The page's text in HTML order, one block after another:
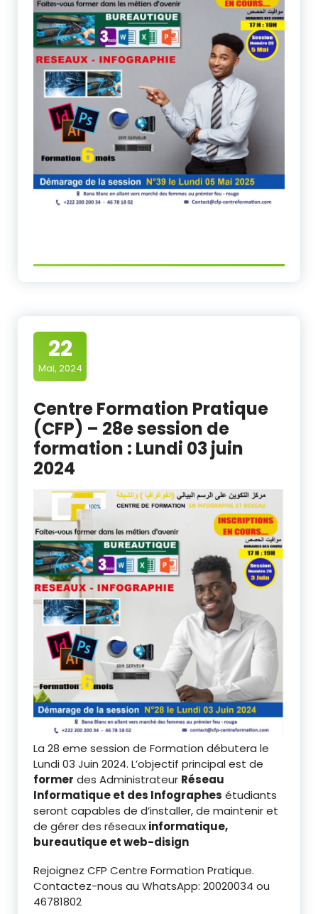
22
Mai, 2024
Centre Formation Pratique
(CFP) – 28e session de
formation : Lundi 03 juin
2024
La 28 eme session de Formation débutera le
Lundi 03 Juin 2024. L’objectif principal est de
former des Administrateur Réseau
Informatique et des Infographes étudiants
seront capables de d’installer, de maintenir et
de gérer des réseauxinformatique,
bureautique et web-disign
Rejoignez CFP Centre Formation Pratique.
Contactez-nous au WhatsApp: 20020034 ou
46781802